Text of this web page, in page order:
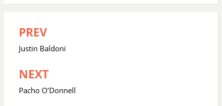
Navegación
de
PREV
Justin Baldoni
NEXT
Pacho O’Donnell